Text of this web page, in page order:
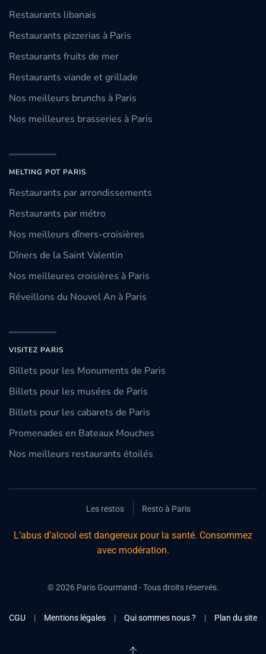
Restaurants libanais
Restaurants pizzerias à Paris
Restaurants fruits de mer
Restaurants viande et grillade
Nos meilleurs brunchs à Paris
Nos meilleures brasseries à Paris
MELTING POT PARIS
Restaurants par arrondissements
Restaurants par métro
Nos meilleurs dîners-croisières
Dîners de la Saint Valentin
Nos meilleures croisières à Paris
Réveillons du Nouvel An à Paris
VISITEZ PARIS
Billets pour les Monuments de Paris
Billets pour les musées de Paris
Billets pour les cabarets de Paris
Promenades en Bateaux Mouches
Nos meilleurs restaurants étoilés
Les restos Resto à Paris
L’abus d’alcool est dangereux pour la santé. Consommez
avec modération.
©2026Paris Gourmand - Tous droits réservés.
CGU | Mentions légales | Qui sommes nous ? | Plan du site